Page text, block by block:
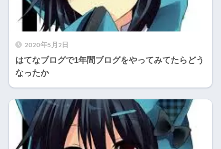
2020年5月2日
はてなブログで1年間ブログをやってみてたらどう
なったか